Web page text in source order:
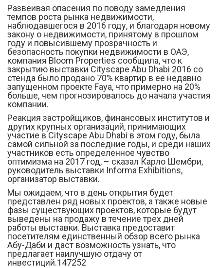
Развеивая опасения по поводу замедления
темпов роста рынка недвижимости,
наблюдавшегося в 2016 году, и благодаря новому
закону о недвижимости, принятому в прошлом
году и повысившему прозрачность и
безопасность покупки недвижимости в ОАЭ,
компания Bloom Properties сообщила, что к
закрытию выставки Cityscape Abu Dhabi 2016 со
стенда было продано 70% квартир в ее недавно
запущенном проекте Faya, что примерно на 20%
больше, чем прогнозировалось до начала участия
компании.
Реакция застройщиков, финансовых институтов и
других крупных организаций, принимающих
участие в Cityscape Abu Dhabi в этом году, была
самой сильной за последние годы, и среди наших
участников есть определенное чувство
оптимизма на 2017 год, – сказал Карло Шембри,
руководитель выставки Informa Exhibitions,
организатор выставки.
Мы ожидаем, что в день открытия будет
представлен ряд новых проектов, а также новые
фазы существующих проектов, которые будут
выведены на продажу в течение трех дней
работы выставки. Выставка предоставит
посетителям единственный обзор всего рынка
Абу-Даби и даст возможность узнать, что
предлагает наилучшую отдачу от
инвестиций.147252